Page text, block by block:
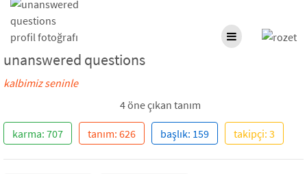
unanswered questions
kalbimiz seninle
4 öne çıkan tanım
karma: 707 tanım: 626 başlık: 159 takipçi: 3